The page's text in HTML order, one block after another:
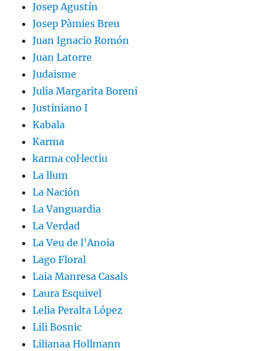
Josep Agustín
Josep Pàmies Breu
Juan Ignacio Romón
Juan Latorre
Judaisme
Julia Margarita Boreni
Justiniano I
Kabala
Karma
karma col·lectiu
La llum
La Nación
La Vanguardia
La Verdad
La Veu de l'Anoia
Lago Floral
Laia Manresa Casals
Laura Esquivel
Lelia Peralta López
Lili Bosnic
Lilianaa Hollmann